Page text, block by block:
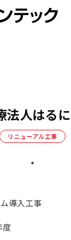
動
法人はる
リニューアル工事
導入工事